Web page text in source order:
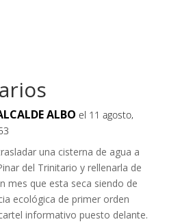
ALBO el 11 agosto,
una cisterna de agua a
del Trinitario y rellenarla de
mes que esta seca siendo de
ecológica de primer orden
informativo puesto delante.